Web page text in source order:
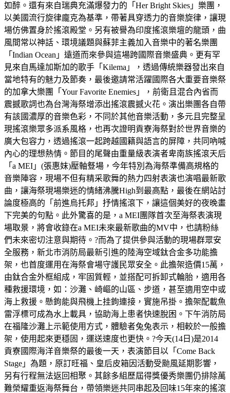
如醉。還有來自瑞典充滿爆發力的「Her Bright Skies」樂團，
以美國流行旋律龐克為基準，帶著具穿透力的音樂旋律，讓現
場仿佛置身於搖滾殿堂。另有被譽為印度搖滾樂壇的龍頭，曲
風間常以神話、環境議題與蘇菲主義加入音樂中的著名樂團
「Indian Ocean」遠道而來參與這場跨國際音樂盛典。更有罕
見來自馬達加斯加的歌手「Kilema」，透過傳統樂器發出來自
當地特有的魅力及節奏，最後邀請常活躍國際各大重要音樂祭
的加拿大樂團「Your Favorite Enemies」，前衛且混合內省而
震撼歌詞也為台灣海祭增添出搖滾震撼火花。演出樂團各自帶
有該國濃厚的音樂色彩，不同於其他音樂活動，多元且完整呈
現搖滾樂眾多派系風格，也再次證明貢寮海祭對於世界音樂的
廣大包容力，透過搖滾一起跨越國籍與語言的屏障，共同吶喊
內心的理想熱情。節目的尾聲由重量級表演者卑南族搖滾天后
「a MEI」(張惠妹)壓軸豋場，今年特別為海祭準備高規格的
音樂陣容，現場不但有精采歌舞的熱力四射表演也演唱最新歌
曲，讓海祭現場樂迷的情緒沸騰High到最高點，最後在網站討
論度極高的「前進烏托邦」抒情搖滾下，讓這個美好的夜晚畫
下完美的句點。此外驚喜的是，a MEI團隊首次至海祭表演現
場取景，將會收錄在a MEI未來最新歌曲的MV中，也請粉絲
們未來密切注意與期待。?而為了提供參與活動的現場群眾安
全服務，新北市消防局最新引進的陸海空域鈦合金多功能擔
架，也首度運用在海祭會場守護民眾安全。此擔架造價15萬，
由鈦合金外框組成，牢固質輕，並搭配可拆卸式輪胎，適用各
種救援環境，如：沙灘、崎嶇的山區、步道，甚至適用空中或
海上救援。懸鉤能與飛機上挂鉤連接，實施吊掛。擔架配載魚
雷浮標可成為水上載具，協助海上患者快速脫困。下午消防局
在福隆沙灘上示範使用方式，體驗者兔兔表示，相較於一般擔
架，使用起來更穩固，運送速度也更快。?今天(14日)是2014
貢寮國際海洋音樂祭的最後一天，表演節目以「Come Back
Stage」為題，原訂旺福、皇后皮箱因活動受颱風延期影響，
另有行程無法返回相聚。其餘多組歷屆得獎優秀樂團仍排除萬
難榮耀重返海祭舞台，帶領樂迷共同串起及回味15年來的搖滾